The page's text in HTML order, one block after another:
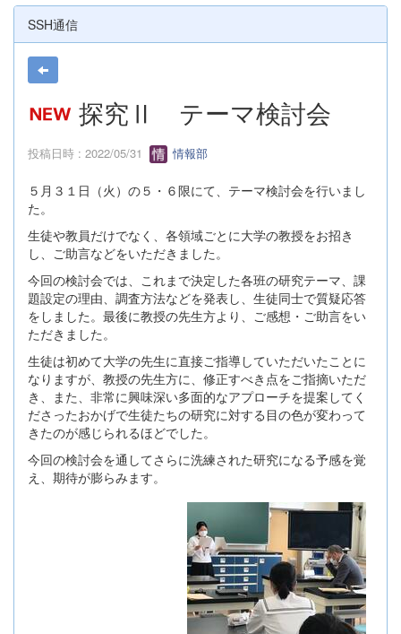
SSH通信
探究Ⅱ テーマ検討会
投稿日時 : 2022/05/31 情報部
５月３１日（火）の５・６限にて、テーマ検討会を行いまし
た。
生徒や教員だけでなく、各領域ごとに大学の教授をお招き
し、ご助言などをいただきました。
今回の検討会では、これまで決定した各班の研究テーマ、課
題設定の理由、調査方法などを発表し、生徒同士で質疑応答
をしました。最後に教授の先生方より、ご感想・ご助言をい
ただきました。
生徒は初めて大学の先生に直接ご指導していただいたことに
なりますが、教授の先生方に、修正すべき点をご指摘いただ
き、また、非常に興味深い多面的なアプローチを提案してく
ださったおかげで生徒たちの研究に対する目の色が変わって
きたのが感じられるほどでした。
今回の検討会を通してさらに洗練された研究になる予感を覚
え、期待が膨らみます。